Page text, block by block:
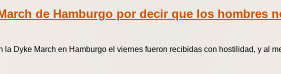
de Hamburgo por decir que los hombres
la Dyke March en Hamburgo el viernes fueron recibidas con hostilidad, y al